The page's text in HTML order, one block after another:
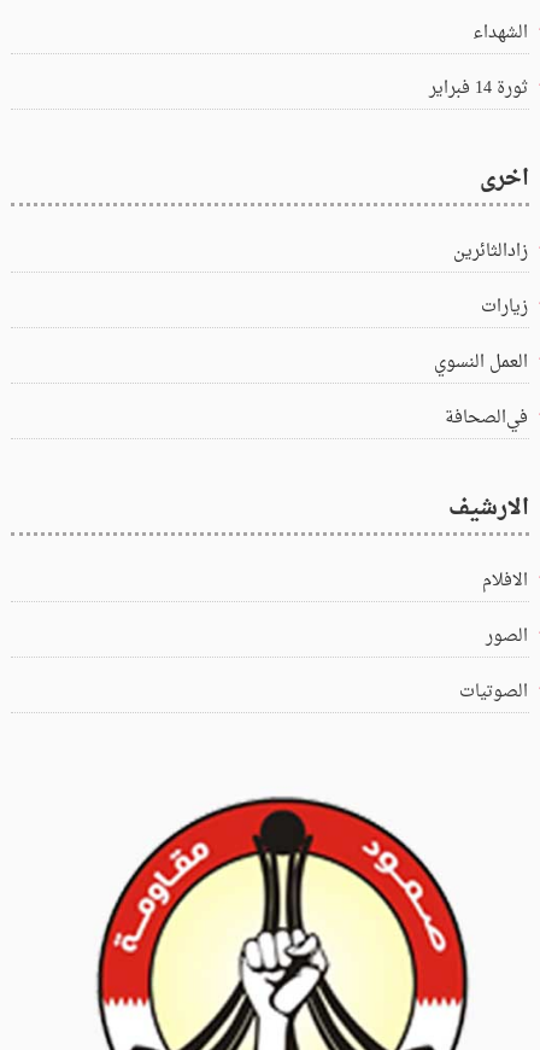
الشهداء
ثورة 14 فبراير
اخرى
زادالثائرين
زيارات
العمل النسوي
في‌الصحافة
الارشيف
الافلام
الصور
الصوتيات